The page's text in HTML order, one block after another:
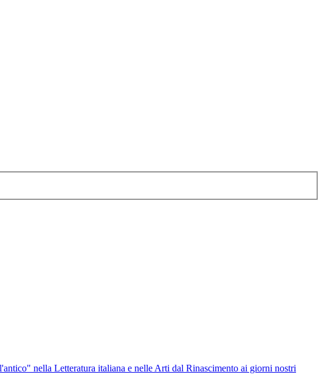
nella Letteratura italiana e nelle Arti dal Rinascimento ai giorni nostri